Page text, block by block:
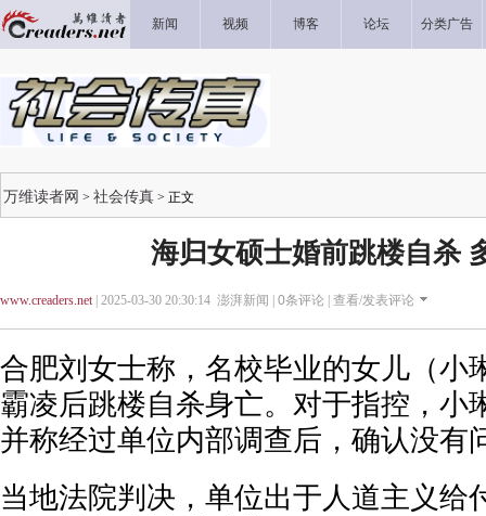
新闻 视频 博客 论坛 分类广告
万维读者网 > 社会传真 > 正文
海归女硕士婚前跳楼自杀
www.creaders.net| 2025-03-30 20:30:14 澎湃新闻 | 0条评论 | 查看/发表评论
合肥刘女士称，名校毕业的女儿（小
霸凌后跳楼自杀身亡。对于指控，小
并称经过单位内部调查后，确认没有
当地法院判决，单位出于人道主义给